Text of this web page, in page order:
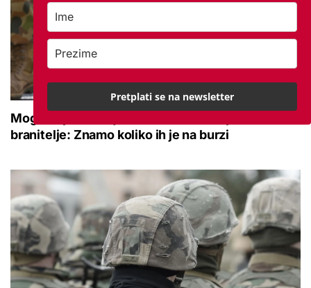
Moguće povećanje naknade za nezaposlene
branitelje: Znamo koliko ih je na burzi
Pretplati se na newsletter